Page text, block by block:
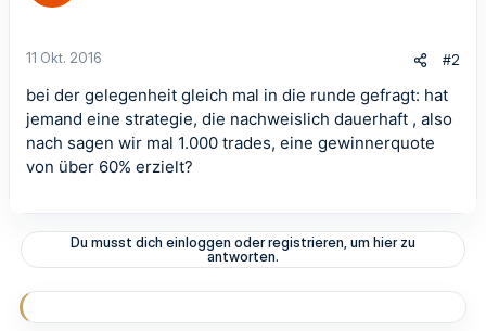
11 Okt. 2016 #2
bei der gelegenheit gleich mal in die runde gefragt: hat
jemand eine strategie, die nachweislich dauerhaft , also
nach sagen wir mal 1.000 trades, eine gewinnerquote
von über 60% erzielt?
Du musst dich einloggen oder registrieren, um hier zu
antworten.